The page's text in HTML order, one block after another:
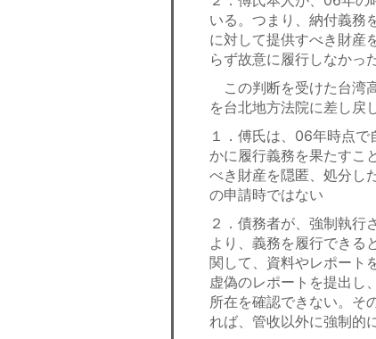
いる。つまり、納付義務
に対して提供すべき財産
らず故意に履行しなかっ
この判断を受けた台湾
を台北地方法院に差し戻
１．傅氏は、06年時点
かに履行義務を果たすこ
べき財産を隠匿、処分し
の申請時ではない
２．債務者が、強制執行
より、義務を履行できる
関して、資料やレポート
虚偽のレポートを提出し
所在を確認できない。そ
れば、管收以外に強制的